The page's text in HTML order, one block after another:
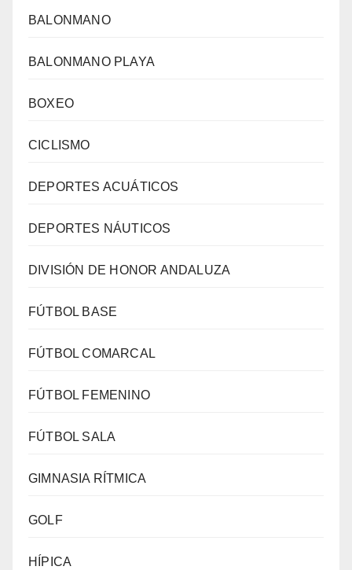
BALONMANO
BALONMANO PLAYA
BOXEO
CICLISMO
DEPORTES ACUÁTICOS
DEPORTES NÁUTICOS
DIVISIÓN DE HONOR ANDALUZA
FÚTBOL BASE
FÚTBOL COMARCAL
FÚTBOL FEMENINO
FÚTBOL SALA
GIMNASIA RÍTMICA
GOLF
HÍPICA